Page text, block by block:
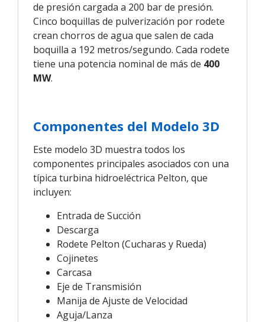
de presión cargada a 200 bar de presión.
Cinco boquillas de pulverización por rodete
crean chorros de agua que salen de cada
boquilla a 192 metros/segundo. Cada rodete
tiene una potencia nominal de más de 400
MW.
Componentes del Modelo 3D
Este modelo 3D muestra todos los
componentes principales asociados con una
típica turbina hidroeléctrica Pelton, que
incluyen:
Entrada de Succión
Descarga
Rodete Pelton (Cucharas y Rueda)
Cojinetes
Carcasa
Eje de Transmisión
Manija de Ajuste de Velocidad
Aguja/Lanza